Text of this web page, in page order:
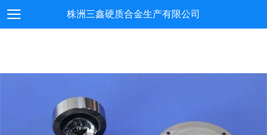
株洲三鑫硬质合金生产有限公司